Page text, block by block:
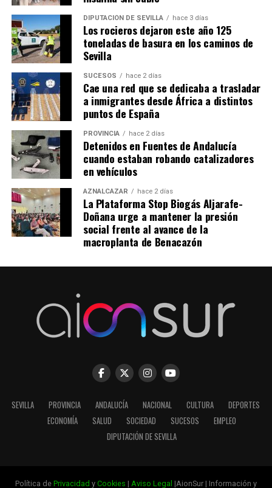
DIPUTACIÓN DE SEVILLA hace 3 días
Los rocieros dejaron este año 125
toneladas de basura en los caminos de
Sevilla
SUCESOS hace 2 días
Cae una red que se dedicaba a trasladar
a inmigrantes desde África a distintos
puntos de España
PROVINCIA hace 2 días
Detenidos en Fuentes de Andalucía
cuando estaban robando catalizadores
en vehículos
AZNALCÁZAR hace 2 días
La Plataforma Stop Biogás Aljarafe-
Doñana urge a mantener la presión
social frente al avance de la
macroplanta de Benacazón
SEVILLA PROVINCIA ANDALUCÍA NACIONAL CULTURA
DEPORTES
ECONOMÍA
SALUD SOCIEDAD SUCESOS
EMPLEO
DIPUTACIÓN DE SEVILLA
Política de Privacidad y Cookies | Aviso Legal |AionSur | Información y